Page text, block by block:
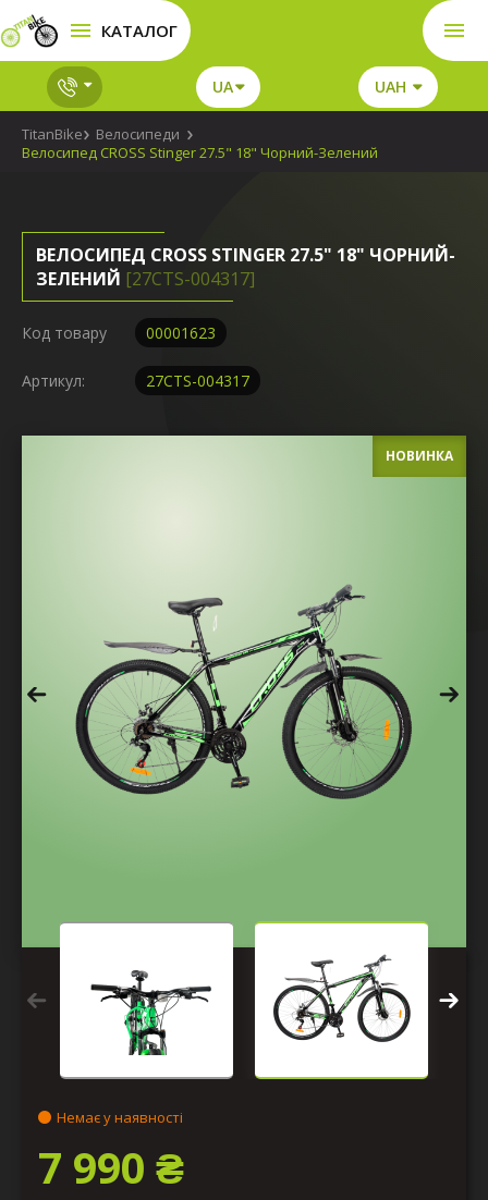
КАТАЛОГ
UA UAH
TitanBike
Велосипеди
Велосипед CROSS Stinger 27.5" 18" Чорний-Зелений
ВЕЛОСИПЕД CROSS STINGER 27.5" 18" ЧОРНИЙ-
ЗЕЛЕНИЙ [27СTS-004317]
Код товару 00001623
Артикул: 27СTS-004317
НОВИНКА
Немає у наявності
7 990 ₴